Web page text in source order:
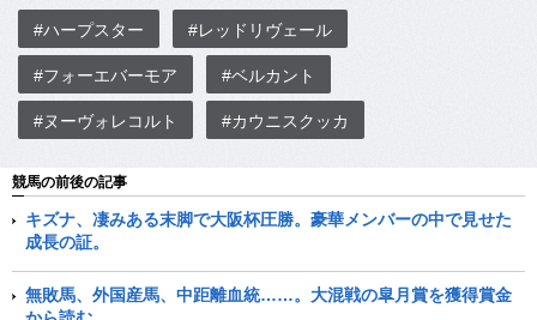
#ハープスター #レッドリヴェール
#フォーエバーモア #ベルカント
#ヌーヴォレコルト #カウニスクッカ
競馬の前後の記事
キズナ、凄みある末脚で大阪杯圧勝。豪華メンバーの中で見せた
成長の証。
無敗馬、外国産馬、中距離血統……。大混戦の皐月賞を獲得賞金